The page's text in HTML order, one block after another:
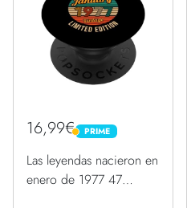
16,99€ PRIME
PRIME
Las leyendas nacieron en
enero de 1977 47